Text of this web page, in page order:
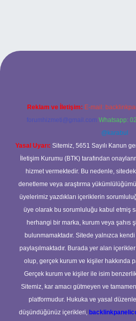
Reklam ve İletişim: E-mail:
forumhizmeti@gmail.com Whatsapp:
@karabul
Yasal Uyarı: Sitemiz, 5651 Sayılı Kanun
İletişim Kurumu (BTK) tarafından
hizmet vermektedir. Bu nedenle,
denetleme veya araştırma
üyelerimiz yazdıkları içeriklerin
üye olarak bu sorumluluğu kabul etmiş
herhangi bir marka, kurum veya şahıs
bulunmamaktadır. Sitede yalnızca kendi
paylaşılmaktadır. Burada yer alan
olup, gerçek kurum ve kişiler hakkında
Gerçek kurum ve kişiler ile isim
Sitemiz, kar amacı gütmeyen ve
platformudur. Hukuka ve yasal
düşündüğünüz içerikleri,